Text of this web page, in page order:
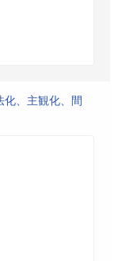
化、主観化、間